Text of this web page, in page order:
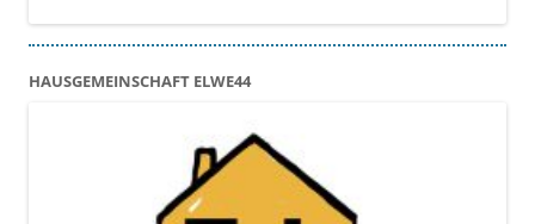
HAUSGEMEINSCHAFT ELWE44